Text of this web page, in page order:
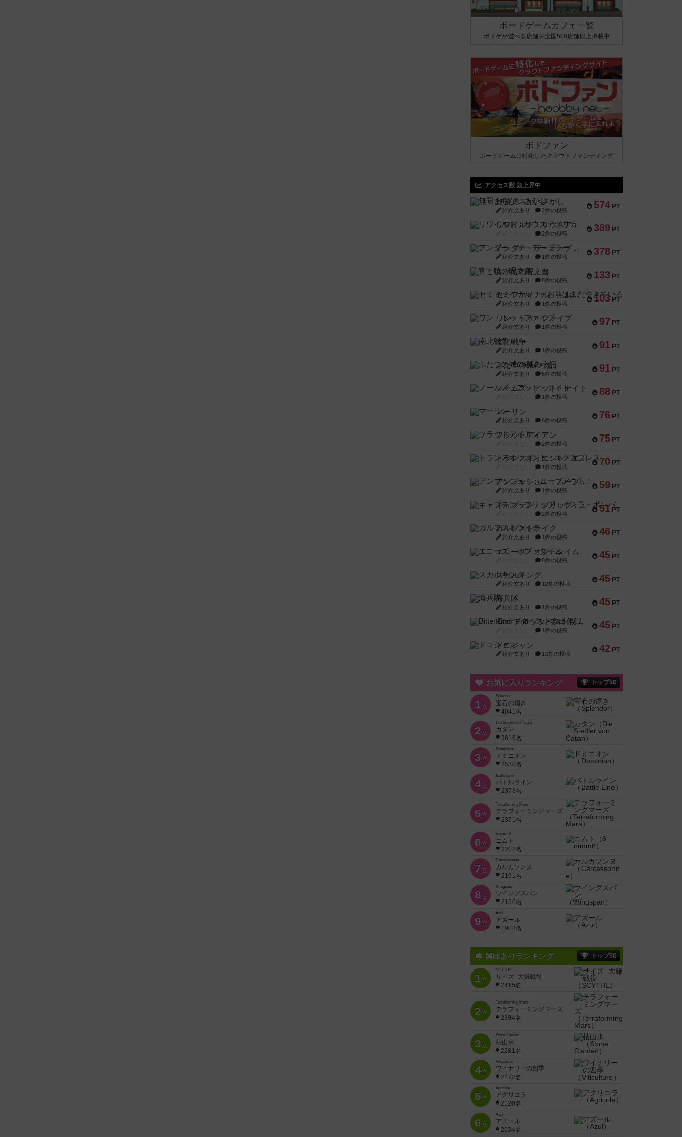
ボードゲームカフェ一覧
ボドゲが遊べる店舗を全国500店舗以上掲載中
ボドファン
ボードゲームに特化したクラウドファンディング
アクセス数 急上昇中
574 PT
無限まちがいさがし
紹介文あり 2件の投稿
389 PT
リワイルド：サウスアメリカ
2件の投稿
378 PT
アンダー・ザ・テーブラー
紹介文あり 1件の投稿
133 PT
宵と暁の呪文書
紹介文あり 8件の投稿
103 PT
セミファイナル ～お前はまだ生きている～
紹介文あり 1件の投稿
97 PT
ワン・トゥ・ファイブ
紹介文あり 1件の投稿
91 PT
南北戦争
紹介文あり 1件の投稿
91 PT
ふたつの城の物語
紹介文あり 6件の投稿
88 PT
ノームズ・アット・ナイト
1件の投稿
76 PT
マーリン
紹介文あり 6件の投稿
75 PT
フラットアイアン
2件の投稿
70 PT
トランスオリエント・エクスプレス
1件の投稿
59 PT
アンブッシュ！：ムーブアウト！
紹介文あり 1件の投稿
51 PT
キャプテン・フリップ：イスラ・ボンバ
2件の投稿
46 PT
ガルフストライク
紹介文あり 1件の投稿
45 PT
エコーズ・オブ・タイム
8件の投稿
45 PT
スカルキング
紹介文あり 12件の投稿
45 PT
海兵隊
紹介文あり 1件の投稿
45 PT
Bitter End ブタペスト救出作戦
1件の投稿
42 PT
ドコジャン
紹介文あり 10件の投稿
お気に入りランキング トップ50
1位
Splendor
宝石の煌き
4041名
2位
Die Siedler von Catan
カタン
3616名
3位
Dominion
ドミニオン
2530名
4位
Battle Line
バトルライン
2378名
5位
Terraforming Mars
テラフォーミングマーズ
2371名
6位
6 nimmt!
ニムト
2202名
7位
Carcassonne
カルカソンヌ
2191名
8位
Wingspan
ウイングスパン
2150名
9位
Azul
アズール
1903名
興味ありランキング トップ50
1位
SCYTHE
サイズ -大鎌戦役-
2415名
2位
Terraforming Mars
テラフォーミングマーズ
2394名
3位
Stone Garden
枯山水
2281名
4位
Viticulture
ワイナリーの四季
2272名
5位
Agricola
アグリコラ
2120名
6位
Azul
アズール
2034名